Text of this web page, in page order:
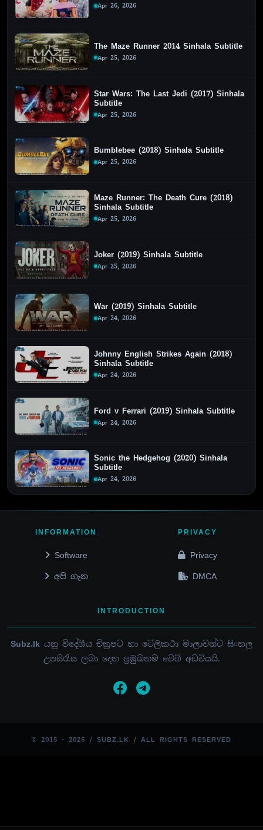
Apr 26, 2026
The Maze Runner 2014 Sinhala Subtitle
Apr 25, 2026
Star Wars: The Last Jedi (2017) Sinhala
Subtitle
Apr 25, 2026
Bumblebee (2018) Sinhala Subtitle
Apr 25, 2026
Maze Runner: The Death Cure (2018)
Sinhala Subtitle
Apr 25, 2026
Joker (2019) Sinhala Subtitle
Apr 25, 2026
War (2019) Sinhala Subtitle
Apr 24, 2026
Johnny English Strikes Again (2018)
Sinhala Subtitle
Apr 24, 2026
Ford v Ferrari (2019) Sinhala Subtitle
Apr 24, 2026
Sonic the Hedgehog (2020) Sinhala
Subtitle
Apr 24, 2026
INFORMATION
Software
අපි ගැන
PRIVACY
Privacy
DMCA
INTRODUCTION
Subz.lk යනු විදේශීය චිත්‍රපට හා ටෙලිකථා මාලාවන්ට සිංහල
උපසිරැස ලබා දෙන ප්‍රමුඛතම වෙබ් අඩවියයි.
© 2015 - 2026 / SUBZ.LK / ALL RIGHTS RESERVED